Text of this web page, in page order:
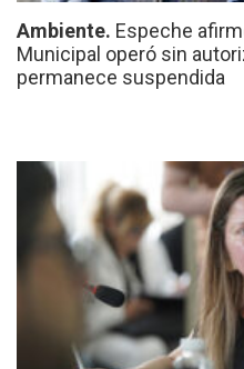
Ambiente. Espeche
Municipal operó sin
permanece suspendida